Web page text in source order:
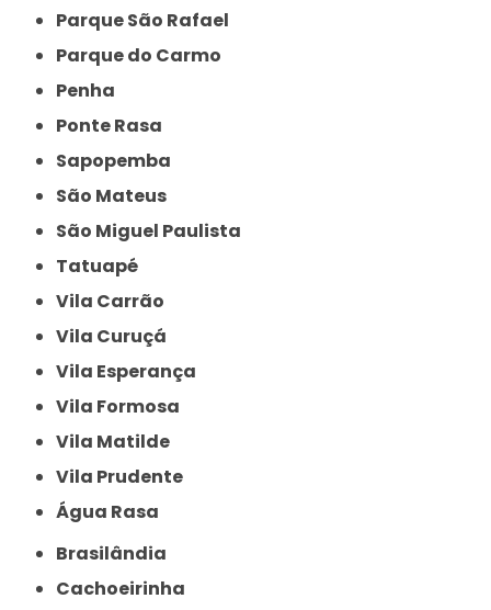
Parque São Rafael
Parque do Carmo
Penha
Ponte Rasa
Sapopemba
São Mateus
São Miguel Paulista
Tatuapé
Vila Carrão
Vila Curuçá
Vila Esperança
Vila Formosa
Vila Matilde
Vila Prudente
Água Rasa
Brasilândia
Cachoeirinha